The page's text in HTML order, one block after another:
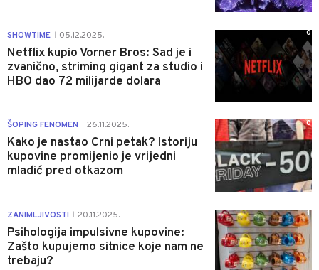
SHOWTIME 05.12.2025.
Netflix kupio Vorner Bros: Sad je i
zvanično, striming gigant za studio i
HBO dao 72 milijarde dolara
0
ŠOPING FENOMEN 26.11.2025.
Kako je nastao Crni petak? Istoriju
kupovine promijenio je vrijedni
mladić pred otkazom
0
ZANIMLJIVOSTI 20.11.2025.
Psihologija impulsivne kupovine:
Zašto kupujemo sitnice koje nam ne
trebaju?
1